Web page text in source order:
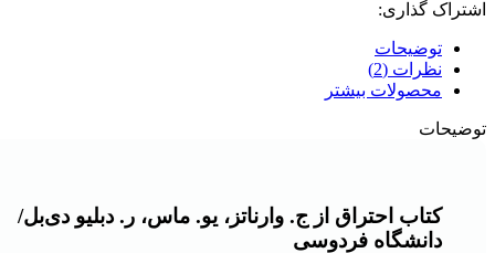
اشتراک گذاری:
توضیحات
نظرات (2)
محصولات بیشتر
توضیحات
کتاب اح‍ت‍راق‌ از ج‌. وارن‍ات‍ز، ی‍و. م‍اس‌، ر. دب‍ل‍ی‍و دی‌ب‍ل‌/
دانشگاه فردوسی